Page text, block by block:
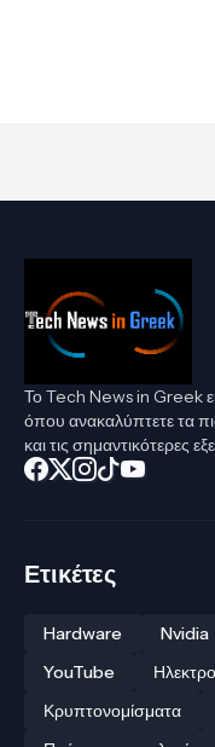
Το Tech News in Greek
όπου ανακαλύπτετε τα
και τις σημαντικότερες
Ετικέτες
Hardware Nvidia
YouTube
Κρυπτονομίσματα